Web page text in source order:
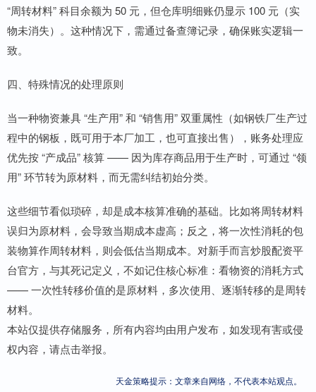
“周转材料” 科目余额为 50 元，但仓库明细账仍显示 100 元（实
物未消失）。这种情况下，需通过备查簿记录，确保账实逻辑一
致。
四、特殊情况的处理原则
当一种物资兼具 “生产用” 和 “销售用” 双重属性（如钢铁厂生产过
程中的钢板，既可用于本厂加工，也可直接出售），账务处理应
优先按 “产成品” 核算 —— 因为库存商品用于生产时，可通过 “领
用” 环节转为原材料，而无需纠结初始分类。
这些细节看似琐碎，却是成本核算准确的基础。比如将周转材料
误归为原材料，会导致当期成本虚高；反之，将一次性消耗的包
装物算作周转材料，则会低估当期成本。对新手而言炒股配资平
台官方，与其死记定义，不如记住核心标准：看物资的消耗方式
—— 一次性转移价值的是原材料，多次使用、逐渐转移的是周转
材料。
本站仅提供存储服务，所有内容均由用户发布，如发现有害或侵
权内容，请点击举报。
天金策略提示：文章来自网络，不代表本站观点。